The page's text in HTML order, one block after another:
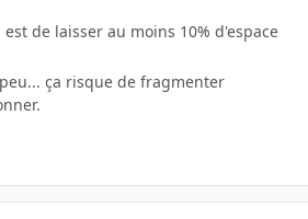
de laisser au moins 10% d'espace
ça risque de fragmenter